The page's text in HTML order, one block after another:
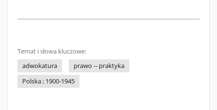
Temat i słowa kluczowe:
adwokatura
prawo -- praktyka
Polska ; 1900-1945